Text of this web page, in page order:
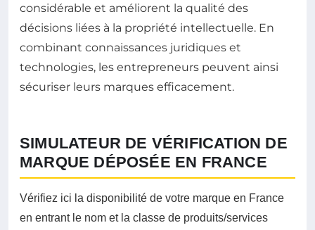
considérable et améliorent la qualité des
décisions liées à la propriété intellectuelle. En
combinant connaissances juridiques et
technologies, les entrepreneurs peuvent ainsi
sécuriser leurs marques efficacement.
SIMULATEUR DE VÉRIFICATION DE
MARQUE DÉPOSÉE EN FRANCE
Vérifiez ici la disponibilité de votre marque en France
en entrant le nom et la classe de produits/services